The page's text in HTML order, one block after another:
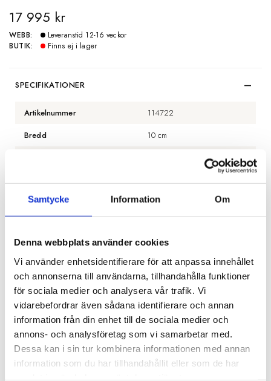
Samtycke Information Om
Denna webbplats använder cookies
Vi använder enhetsidentifierare för att anpassa innehållet
och annonserna till användarna, tillhandahålla funktioner
för sociala medier och analysera vår trafik. Vi
vidarebefordrar även sådana identifierare och annan
information från din enhet till de sociala medier och
annons- och analysföretag som vi samarbetar med.
Dessa kan i sin tur kombinera informationen med annan
information som du har tillhandahållit eller som de har
17 995 kr
WEBB:
Leveranstid 12-16 veckor
BUTIK:
Finns ej i lager
SPECIFIKATIONER
Artikelnummer
114722
Bredd
10 cm
Material
Mässing
Finish
Bronspläterad mässing
Antal ljuskällor
2 st
Ljuskälla ingår
Max watt
40 watt